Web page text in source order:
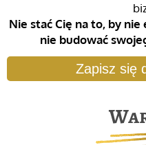
Nie stać Cię na to, by
nie budować
Zapisz się